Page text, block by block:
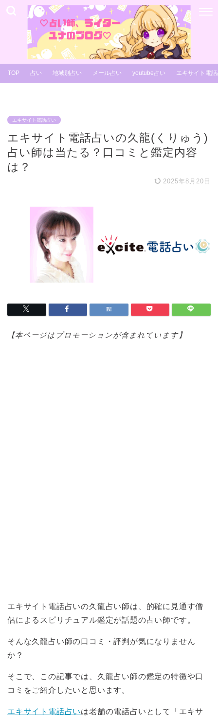
TOP 占い 地域別占い メール占い youtube占い エキサイト電
エキサイト電話占い
エキサイト電話占いの久龍(くりゅう)
占い師は当たる？口コミと鑑定内容
は？
2025年8月20日
【本ページはプロモーションが含まれています】
エキサイト電話占いの久龍占い師は、的確に見通す僧
侶によるスピリチュアル鑑定が話題の占い師です。
そんな久龍占い師の口コミ・評判が気になりません
か？
そこで、この記事では、久龍占い師の鑑定の特徴や口
コミをご紹介したいと思います。
エキサイト電話占いは老舗の電話占いとして「エキサ